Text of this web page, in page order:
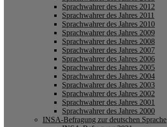
Sprachwahrer des Jahres 2012
Sprachwahrer des Jahres 2011
Sprachwahrer des Jahres 2010
Sprachwahrer des Jahres 2009
Sprachwahrer des Jahres 2008
Sprachwahrer des Jahres 2007
Sprachwahrer des Jahres 2006
Sprachwahrer des Jahres 2005
Sprachwahrer des Jahres 2004
Sprachwahrer des Jahres 2003
Sprachwahrer des Jahres 2002
Sprachwahrer des Jahres 2001
Sprachwahrer des Jahres 2000
INSA-Befragung zur deutschen Sprache